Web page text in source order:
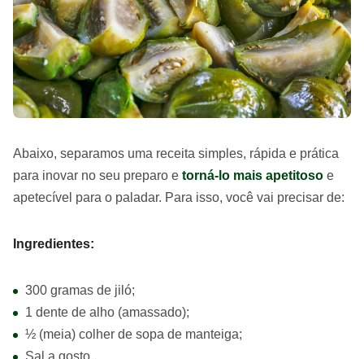
Abaixo, separamos uma receita simples, rápida e prática
para inovar no seu preparo e torná-lo mais apetitoso e
apetecível para o paladar. Para isso, você vai precisar de:
Ingredientes:
300 gramas de jiló;
1 dente de alho (amassado);
½ (meia) colher de sopa de manteiga;
Sal a gosto.